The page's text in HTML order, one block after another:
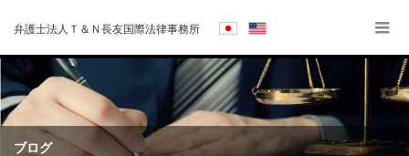
弁護士法人Ｔ＆Ｎ長友国際法律事務所
ブログ